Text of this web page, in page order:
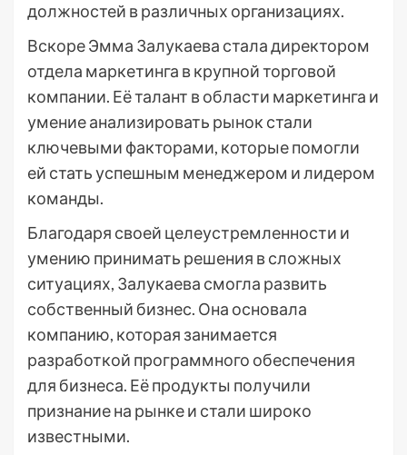
должностей в различных организациях.
Вскоре Эмма Залукаева стала директором
отдела маркетинга в крупной торговой
компании. Её талант в области маркетинга и
умение анализировать рынок стали
ключевыми факторами, которые помогли
ей стать успешным менеджером и лидером
команды.
Благодаря своей целеустремленности и
умению принимать решения в сложных
ситуациях, Залукаева смогла развить
собственный бизнес. Она основала
компанию, которая занимается
разработкой программного обеспечения
для бизнеса. Её продукты получили
признание на рынке и стали широко
известными.